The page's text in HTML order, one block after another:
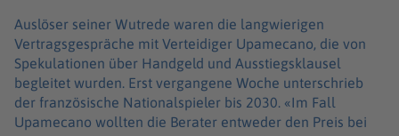
Auslöser seiner Wutrede waren die langwierigen
Vertragsgespräche mit Verteidiger Upamecano, die von
Spekulationen über Handgeld und Ausstiegsklausel
begleitet wurden. Erst vergangene Woche unterschrieb
der französische Nationalspieler bis 2030. «Im Fall
Upamecano wollten die Berater entweder den Preis bei